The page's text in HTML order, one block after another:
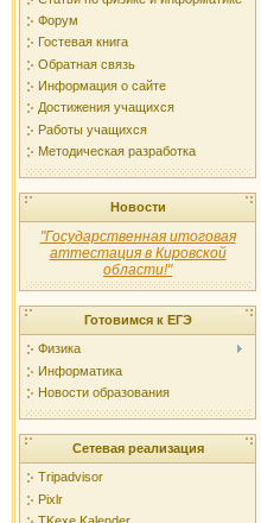
Форум
Гостевая книга
Обратная связь
Информация о сайте
Достижения учащихся
Работы учащихся
Методическая разработка
Новости
"Государственная итоговая
аттестация в Кировской
области!"
Готовимся к ЕГЭ
Физика
Информатика
Новости образования
Сетевая реализация
Tripadvisor
Pixlr